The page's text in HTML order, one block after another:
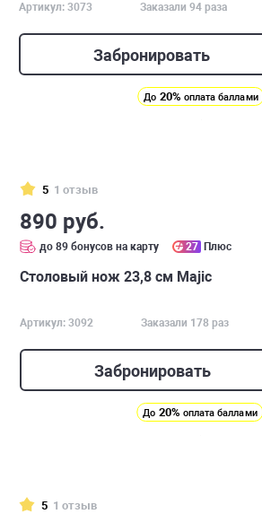
Артикул: 3073 Заказали 94 раза
Забронировать
До 20% оплата баллами
5 1 отзыв
890 руб.
до 89 бонусов на карту 27 Плюс
Столовый нож 23,8 см Majic
Артикул: 3092 Заказали 178 раз
Забронировать
До 20% оплата баллами
5 1 отзыв